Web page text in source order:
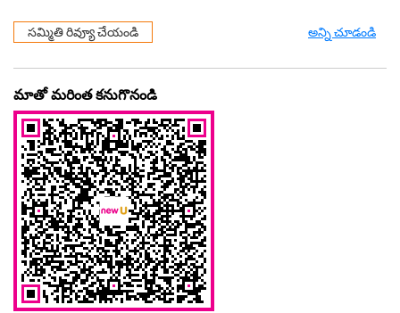
సమ్మితి రివ్యూ చేయండి అన్ని చూడండి
మాతో మరింత కనుగొనండి